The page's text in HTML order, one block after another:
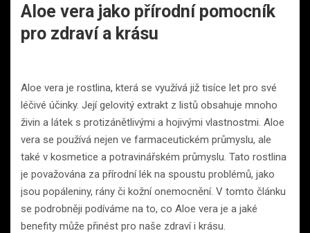
Aloe vera jako přírodní pomocník
pro zdraví a krásu
Aloe vera je rostlina, která se využívá již tisíce let pro své
léčivé účinky. Její gelovitý extrakt z listů obsahuje mnoho
živin a látek s protizánětlivými a hojivými vlastnostmi. Aloe
vera se používá nejen ve farmaceutickém průmyslu, ale
také v kosmetice a potravinářském průmyslu. Tato rostlina
je považována za přírodní lék na spoustu problémů, jako
jsou popáleniny, rány či kožní onemocnění. V tomto článku
se podrobněji podíváme na to, co Aloe vera je a jaké
benefity může přinést pro naše zdraví i krásu.